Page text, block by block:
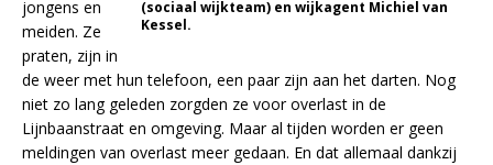
(sociaal wijkteam) en wijkagent Michiel van
Kessel.
jongens en
meiden. Ze
praten, zijn in
de weer met hun telefoon, een paar zijn aan het darten. Nog
niet zo lang geleden zorgden ze voor overlast in de
Lijnbaanstraat en omgeving. Maar al tijden worden er geen
meldingen van overlast meer gedaan. En dat allemaal dankzij